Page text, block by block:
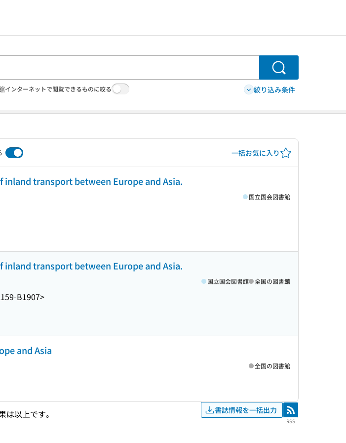
検索
インターネットで閲覧できるものに絞る 絞り込み条件
一括お気に入り
transport between Europe and Asia.
国立国会図書館
transport between Europe and Asia.
B1907>
国立国会図書館 全国の図書館
and Asia
全国の図書館
は以上です。 書誌情報を一括出力 RSS
RSS